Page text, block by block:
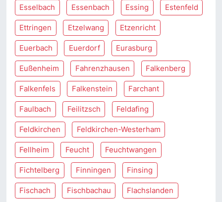
Esselbach Essenbach Essing Estenfeld
Ettringen Etzelwang Etzenricht
Euerbach Euerdorf Eurasburg
Eußenheim Fahrenzhausen Falkenberg
Falkenfels Falkenstein Farchant
Faulbach Feilitzsch Feldafing
Feldkirchen Feldkirchen-Westerham
Fellheim Feucht Feuchtwangen
Fichtelberg Finningen Finsing
Fischach Fischbachau Flachslanden